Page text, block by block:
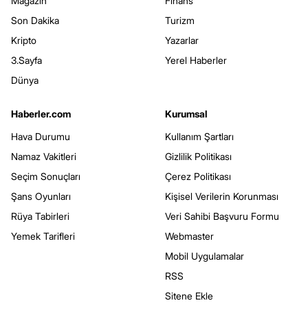
Son Dakika
Kripto
3.Sayfa
Dünya
Turizm
Yazarlar
Yerel Haberler
Haberler.com
Hava Durumu
Namaz Vakitleri
Seçim Sonuçları
Şans Oyunları
Rüya Tabirleri
Yemek Tarifleri
Kurumsal
Kullanım Şartları
Gizlilik Politikası
Çerez Politikası
Kişisel Verilerin Korunması
Veri Sahibi Başvuru Formu
Webmaster
Mobil Uygulamalar
RSS
Sitene Ekle